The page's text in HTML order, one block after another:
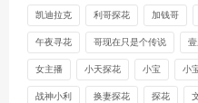
凯迪拉克 利哥探花 加钱哥
午夜寻花 哥现在只是个传说
女主播 小天探花 小宝 小
战神小利 换妻探花 探花